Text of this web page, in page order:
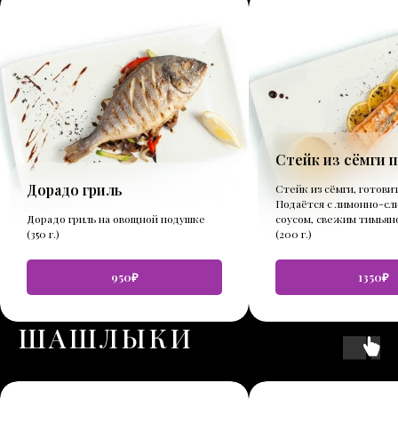
Дорадо гриль
Дорадо гриль на овощной подушке
(350 г.)
950₽
Стейк из сёмги
Стейк из сёмги,
Подаётся с лимонно-
соусом, свежим
(200 г.)
1350₽
ШАШЛЫКИ